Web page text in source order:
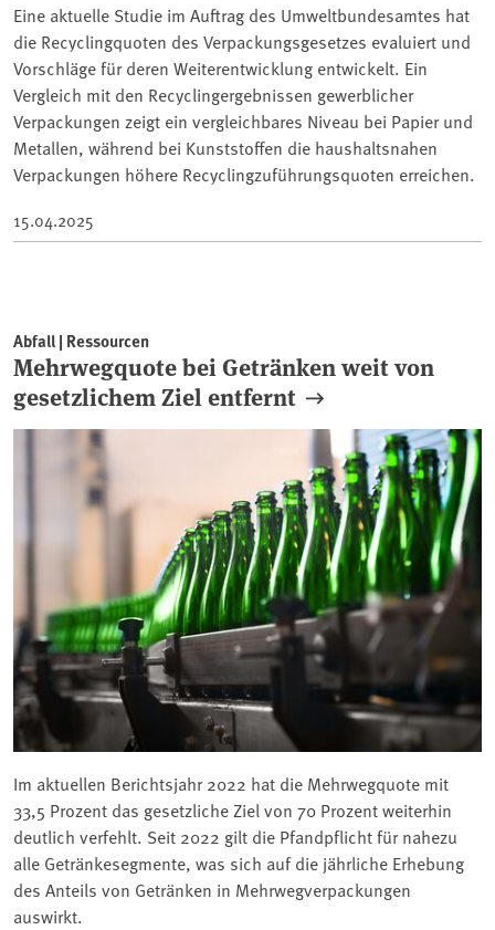
Eine aktuelle Studie im Auftrag des Umweltbundesamtes hat
die Recyclingquoten des Verpackungsgesetzes evaluiert und
Vorschläge für deren Weiterentwicklung entwickelt. Ein
Vergleich mit den Recyclingergebnissen gewerblicher
Verpackungen zeigt ein vergleichbares Niveau bei Papier und
Metallen, während bei Kunststoffen die haushaltsnahen
Verpackungen höhere Recyclingzuführungsquoten erreichen.
15.04.2025
Abfall | Ressourcen
Mehrwegquote bei Getränken weit von
gesetzlichem Ziel entfernt
Im aktuellen Berichtsjahr 2022 hat die Mehrwegquote mit
33,5 Prozent das gesetzliche Ziel von 70 Prozent weiterhin
deutlich verfehlt. Seit 2022 gilt die Pfandpflicht für nahezu
alle Getränkesegmente, was sich auf die jährliche Erhebung
des Anteils von Getränken in Mehrwegverpackungen
auswirkt.